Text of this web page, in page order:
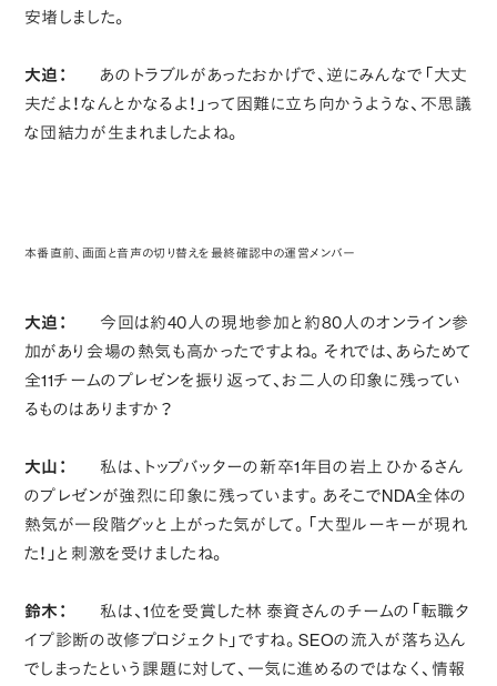
安堵しました。
大迫：
あのトラブルがあったおかげで、逆にみんなで「大丈
夫だよ！なんとかなるよ！」って困難に立ち向かうような、不思議
な団結力が生まれましたよね。
本番直前、画面と音声の切り替えを最終確認中の運営メンバー
大迫：
今回は約40人の現地参加と約80人のオンライン参
加があり会場の熱気も高かったですよね。それでは、あらためて
全11チームのプレゼンを振り返って、お二人の印象に残ってい
るものはありますか？
大山：
私は、トップバッターの新卒1年目の岩上 ひかるさん
のプレゼンが強烈に印象に残っています。あそこでNDA全体の
熱気が一段階グッと上がった気がして。「大型ルーキーが現れ
た！」と刺激を受けましたね。
鈴木：
私は、1位を受賞した林 泰資さんのチームの「転職タ
イプ診断の改修プロジェクト」ですね。SEOの流入が落ち込ん
でしまったという課題に対して、一気に進めるのではなく、情報